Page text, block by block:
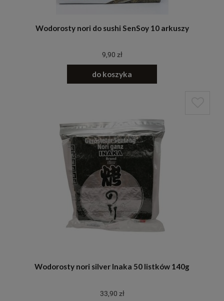
Wodorosty nori do sushi SenSoy 10 arkuszy
9,90 zł
do koszyka
Wodorosty nori silver Inaka 50 listków 140g
33,90 zł